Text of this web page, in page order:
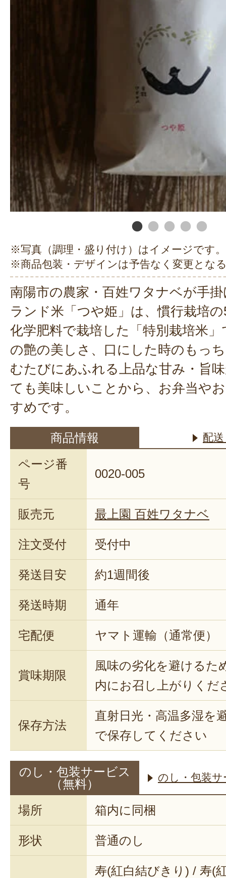
※写真（調理・盛り付け）はイメージです。
※商品包装・デザインは予告なく変更とな
南陽市の農家・百姓ワタナベが手
ランド米「つや姫」は、慣行栽培
化学肥料で栽培した「特別栽培米
の艶の美しさ、口にした時のもっ
むたびにあふれる上品な甘み・旨
ても美味しいことから、お弁当や
すめです。
商品情報 配
ページ番
号
0020-005
販売元 最上園 百姓ワタナベ
注文受付 受付中
発送目安 約1週間後
発送時期 通年
宅配便 ヤマト運輸（通常便）
賞味期限
風味の劣化を避けるた
内にお召し上がりくだ
保存方法
直射日光・高温多湿を
で保存してください
のし・包装サービス
（無料）
のし・包装
場所 箱内に同梱
形状 普通のし
寿(紅白結びきり) / 寿(